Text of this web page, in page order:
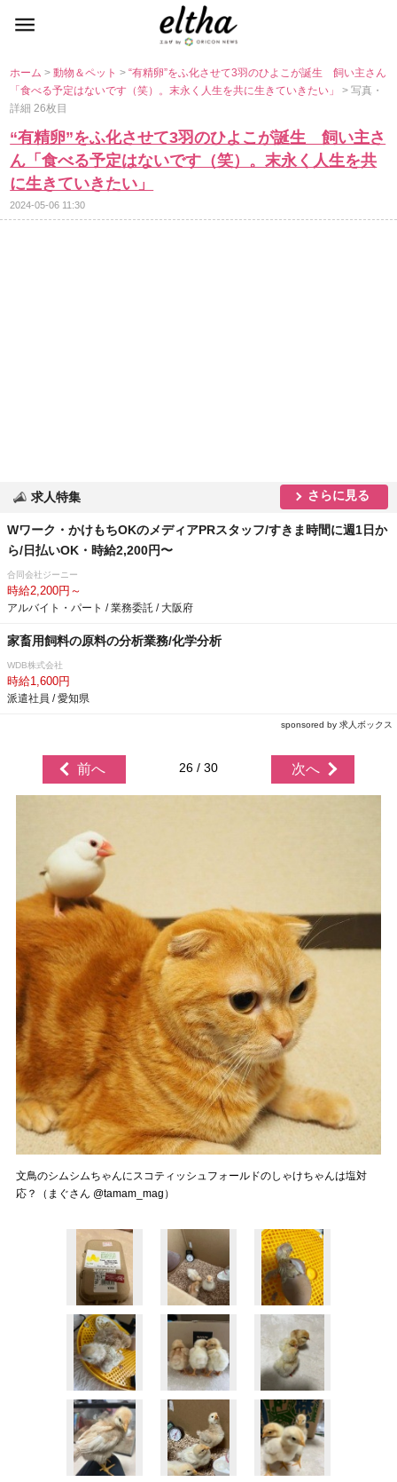
ホーム>動物＆ペット>“有精卵”をふ化させて3羽のひよこが誕生 飼い主さん
「食べる予定はないです（笑）。末永く人生を共に生きていきたい」> 写真・
詳細 26枚目
“有精卵”をふ化させて3羽のひよこが誕生 飼い主さ
ん「食べる予定はないです（笑）。末永く人生を共
に生きていきたい」
2024-05-06 11:30
求人特集 さらに見る
Wワーク・かけもちOKのメディアPRスタッフ/すきま時間に週1日か
ら/日払いOK・時給2,200円〜
合同会社ジーニー
時給2,200円～
アルバイト・パート / 業務委託 / 大阪府
家畜用飼料の原料の分析業務/化学分析
WDB株式会社
時給1,600円
派遣社員 / 愛知県
sponsored by 求人ボックス
前へ 26 / 30 次へ
文鳥のシムシムちゃんにスコティッシュフォールドのしゃけちゃんは塩対
応？（まぐさん @tamam_mag）